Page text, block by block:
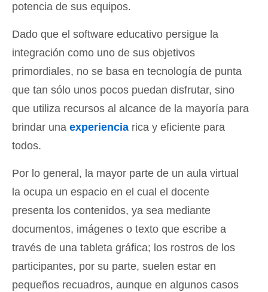
potencia de sus equipos.
Dado que el software educativo persigue la
integración como uno de sus objetivos
primordiales, no se basa en tecnología de punta
que tan sólo unos pocos puedan disfrutar, sino
que utiliza recursos al alcance de la mayoría para
brindar una experiencia rica y eficiente para
todos.
Por lo general, la mayor parte de un aula virtual
la ocupa un espacio en el cual el docente
presenta los contenidos, ya sea mediante
documentos, imágenes o texto que escribe a
través de una tableta gráfica; los rostros de los
participantes, por su parte, suelen estar en
pequeños recuadros, aunque en algunos casos